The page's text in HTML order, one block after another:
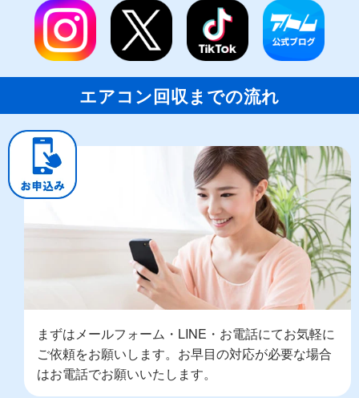
エアコン回収までの流れ
まずはメールフォーム・LINE・お電話にてお気軽に
ご依頼をお願いします。お早目の対応が必要な場合
はお電話でお願いいたします。